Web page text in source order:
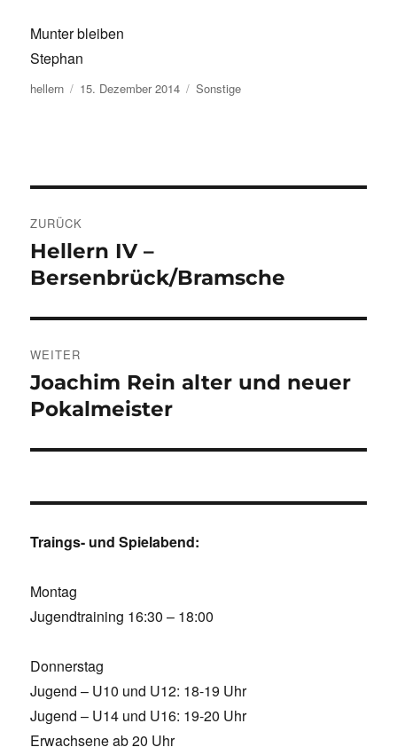
Munter bleiben
Stephan
Autor
hellern Veröffentlicht
am
15. Dezember 2014 Kategorien
Sonstige
ZURÜCK
Vorheriger
Beitrag:
Hellern IV –
Bersenbrück/Bramsche
WEITER
Nächster
Beitrag:
Joachim Rein alter und neuer
Pokalmeister
Traings- und Spielabend:
Montag
Jugendtraining 16:30 – 18:00
Donnerstag
Jugend – U10 und U12: 18-19 Uhr
Jugend – U14 und U16: 19-20 Uhr
Erwachsene ab 20 Uhr